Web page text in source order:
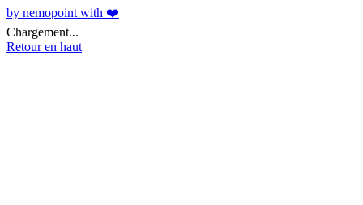
by nemopoint with ❤️
Chargement...
Retour en haut